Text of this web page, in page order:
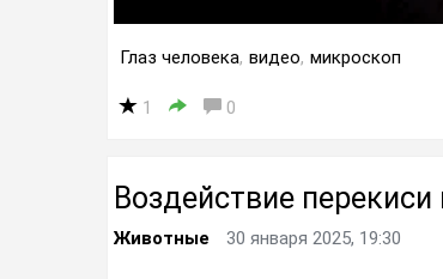
Глаз человека, видео, микроскоп
1 0
Воздействие
Животные 30 января 2025, 19:30